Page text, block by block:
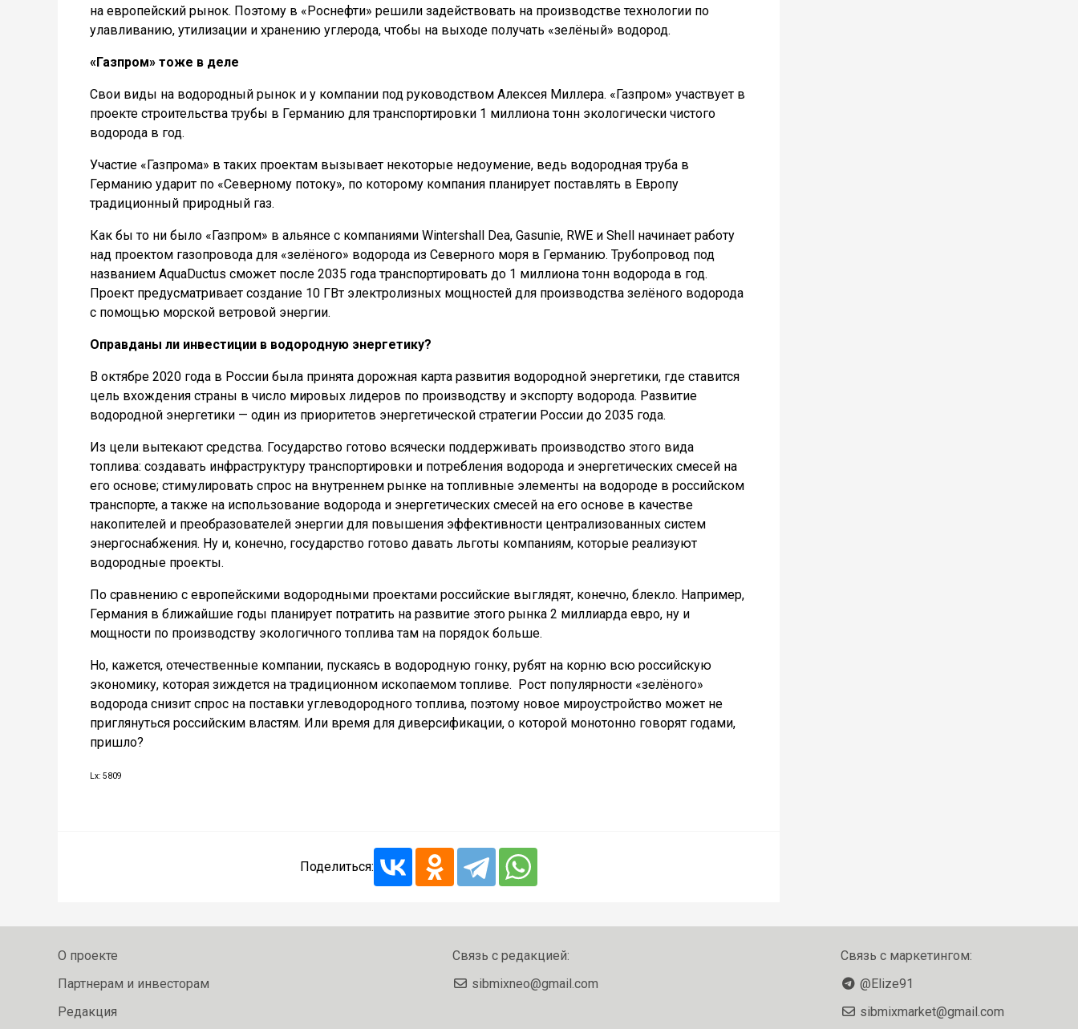
на европейский рынок. Поэтому в «Роснефти» решили задействовать на производстве технологии по
улавливанию, утилизации и хранению углерода, чтобы на выходе получать «зелёный» водород.
«Газпром» тоже в деле
Свои виды на водородный рынок и у компании под руководством Алексея Миллера. «Газпром» участвует в
проекте строительства трубы в Германию для транспортировки 1 миллиона тонн экологически чистого
водорода в год.
Участие «Газпрома» в таких проектам вызывает некоторые недоумение, ведь водородная труба в
Германию ударит по «Северному потоку», по которому компания планирует поставлять в Европу
традиционный природный газ.
Как бы то ни было «Газпром» в альянсе с компаниями Wintershall Dea, Gasunie, RWE и Shell начинает работу
над проектом газопровода для «зелёного» водорода из Северного моря в Германию. Трубопровод под
названием AquaDuctus сможет после 2035 года транспортировать до 1 миллиона тонн водорода в год.
Проект предусматривает создание 10 ГВт электролизных мощностей для производства зелёного водорода
с помощью морской ветровой энергии.
Оправданы ли инвестиции в водородную энергетику?
В октябре 2020 года в России была принята дорожная карта развития водородной энергетики, где ставится
цель вхождения страны в число мировых лидеров по производству и экспорту водорода. Развитие
водородной энергетики — один из приоритетов энергетической стратегии России до 2035 года.
Из цели вытекают средства. Государство готово всячески поддерживать производство этого вида
топлива: создавать инфраструктуру транспортировки и потребления водорода и энергетических смесей на
его основе; стимулировать спрос на внутреннем рынке на топливные элементы на водороде в российском
транспорте, а также на использование водорода и энергетических смесей на его основе в качестве
накопителей и преобразователей энергии для повышения эффективности централизованных систем
энергоснабжения. Ну и, конечно, государство готово давать льготы компаниям, которые реализуют
водородные проекты.
По сравнению с европейскими водородными проектами российские выглядят, конечно, блекло. Например,
Германия в ближайшие годы планирует потратить на развитие этого рынка 2 миллиарда евро, ну и
мощности по производству экологичного топлива там на порядок больше.
Но, кажется, отечественные компании, пускаясь в водородную гонку, рубят на корню всю российскую
экономику, которая зиждется на традиционном ископаемом топливе. Рост популярности «зелёного»
водорода снизит спрос на поставки углеводородного топлива, поэтому новое мироустройство может не
приглянуться российским властям. Или время для диверсификации, о которой монотонно говорят годами,
пришло?
Lx: 5809
Поделиться:
О проекте
Партнерам и инвесторам
Редакция
Связь с редакцией:
sibmixneo@gmail.com
Связь с маркетингом:
@Elize91
sibmixmarket@gmail.com